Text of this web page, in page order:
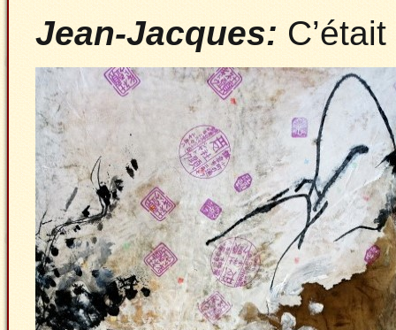
Jean-Jacques: